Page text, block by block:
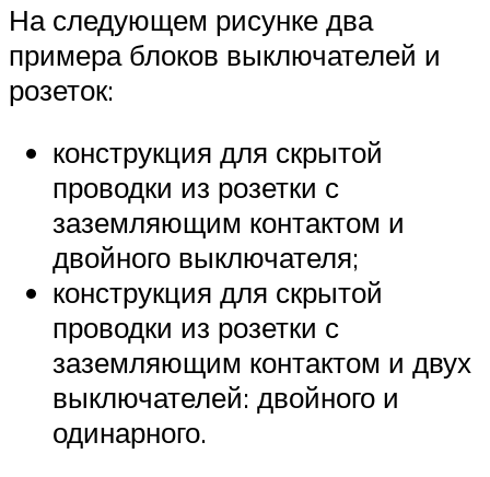
На следующем рисунке два
примера блоков выключателей и
розеток:
конструкция для скрытой
проводки из розетки с
заземляющим контактом и
двойного выключателя;
конструкция для скрытой
проводки из розетки с
заземляющим контактом и двух
выключателей: двойного и
одинарного.